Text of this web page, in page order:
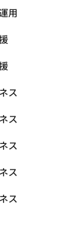
用
ス
ス
ス
ス
ス